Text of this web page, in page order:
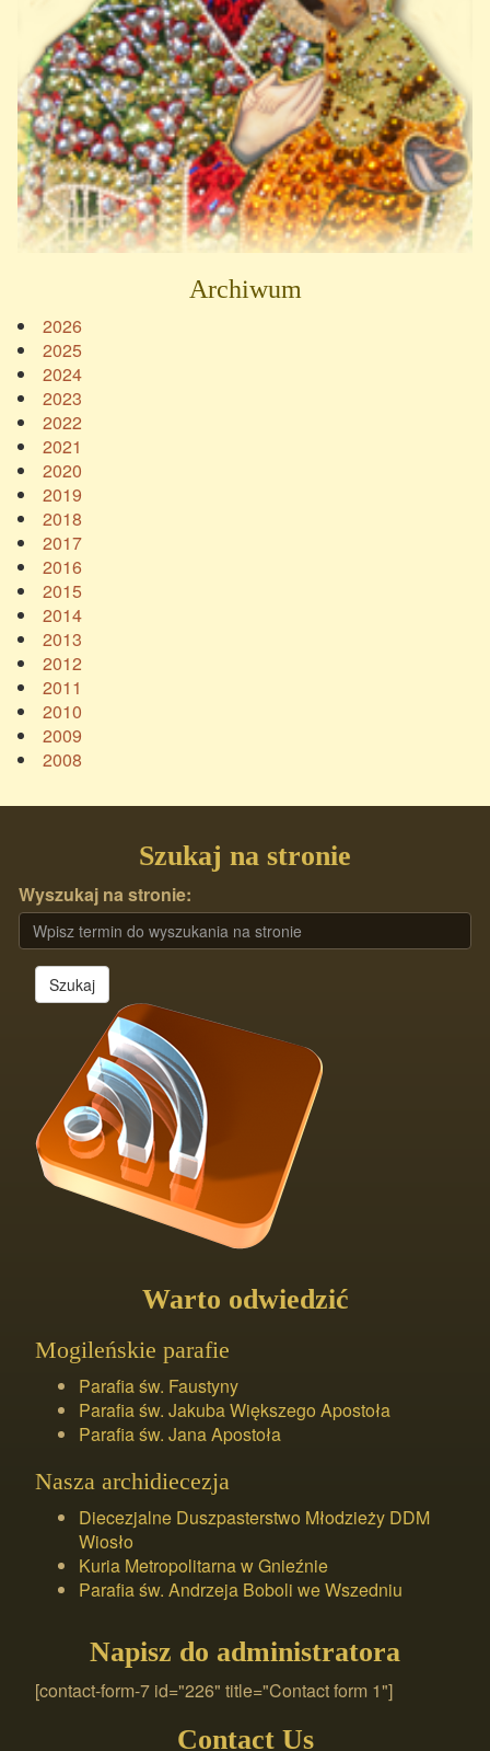
Archiwum
2026
2025
2024
2023
2022
2021
2020
2019
2018
2017
2016
2015
2014
2013
2012
2011
2010
2009
2008
Szukaj na stronie
Wyszukaj na stronie:
Szukaj
Warto odwiedzić
Mogileńskie parafie
Parafia św. Faustyny
Parafia św. Jakuba Większego Apostoła
Parafia św. Jana Apostoła
Nasza archidiecezja
Diecezjalne Duszpasterstwo Młodzieży DDM
Wiosło
Kuria Metropolitarna w Gnieźnie
Parafia św. Andrzeja Boboli we Wszedniu
Napisz do administratora
[contact-form-7 id="226" title="Contact form 1"]
Contact Us